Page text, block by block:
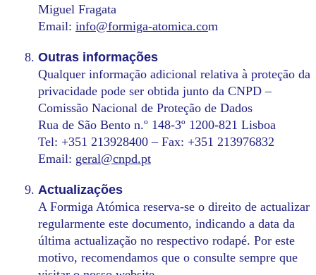
Miguel Fragata
Email: info@formiga-atomica.com
Outras informações
Qualquer informação adicional relativa à proteção da
privacidade pode ser obtida junto da CNPD –
Comissão Nacional de Proteção de Dados
Rua de São Bento n.º 148-3º 1200-821 Lisboa
Tel: +351 213928400 – Fax: +351 213976832
Email: geral@cnpd.pt
Actualizações
A Formiga Atómica reserva-se o direito de actualizar
regularmente este documento, indicando a data da
última actualização no respectivo rodapé. Por este
motivo, recomendamos que o consulte sempre que